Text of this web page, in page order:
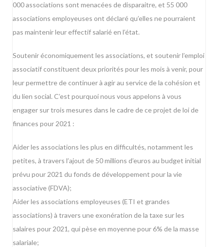
000 associations sont menacées de disparaitre, et 55 000
associations employeuses ont déclaré qu’elles ne pourraient
pas maintenir leur effectif salarié en l’état.
Soutenir économiquement les associations, et soutenir l’emploi
associatif constituent deux priorités pour les mois à venir, pour
leur permettre de continuer à agir au service de la cohésion et
du lien social. C’est pourquoi nous vous appelons à vous
engager sur trois mesures dans le cadre de ce projet de loi de
finances pour 2021 :
Aider les associations les plus en difficultés, notamment les
petites, à travers l’ajout de 50 millions d’euros au budget initial
prévu pour 2021 du fonds de développement pour la vie
associative (FDVA);
Aider les associations employeuses (ETI et grandes
associations) à travers une exonération de la taxe sur les
salaires pour 2021, qui pèse en moyenne pour 6% de la masse
salariale;